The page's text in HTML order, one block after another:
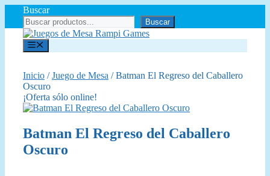
Saltar
contenido
Buscar
Buscar
Menú
Inicio /Juego de Mesa / Batman El Regreso del Caballero
Oscuro
¡Oferta sólo online!
Batman El Regreso del Caballero
Oscuro